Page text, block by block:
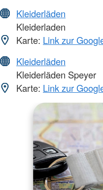
Kleiderläden
Kleiderladen
Karte: Link zur
Kleiderläden
Kleiderläden Speyer
Karte: Link zur